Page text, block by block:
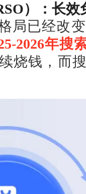
）：长
局已经改
2026年搜
烧钱，而